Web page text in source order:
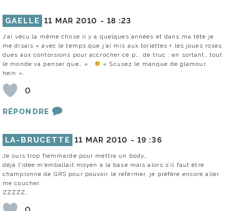
GAELLE 11 MAR 2010 - 18 :23
J’ai vécu la même chose il y a quelques années et dans ma tête je
me disais « avec le temps que j’ai mis aux toilettes + les joues roses
dues aux contorsions pour accrocher ce p…. de truc : en sortant… tout
le monde va penser que… « .
« Scusez le manque de glamour,
hein ».
0
RÉPONDRE
LA-BRUCETTE 11 MAR 2010 - 19 :36
Je suis trop flemmarde pour mettre un body…
déjà l’idée m’emballait moyen à la base mais alors s’il faut être
championne de GRS pour pouvoir le refermer, je préfère encore aller
me coucher.
ZZZZZ…